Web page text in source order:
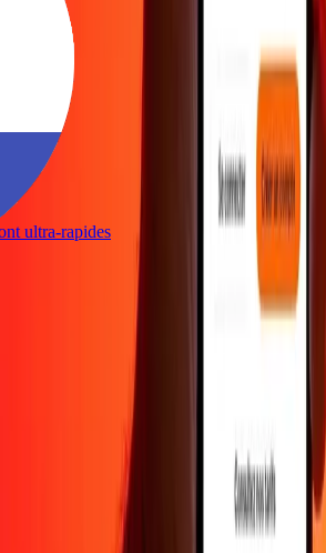
ultra-rapides